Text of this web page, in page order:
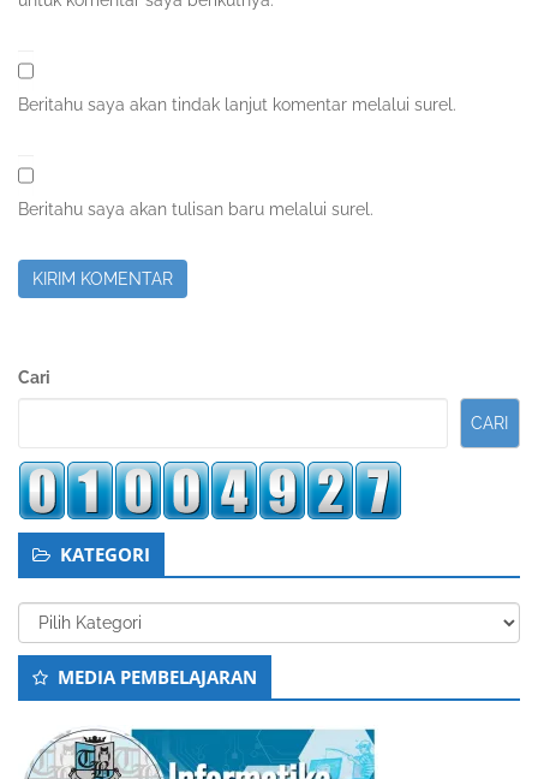
Beritahu saya akan tindak lanjut komentar melalui surel.
Beritahu saya akan tulisan baru melalui surel.
Sidebar
Cari
CARI
KATEGORI
Kategori
MEDIA PEMBELAJARAN